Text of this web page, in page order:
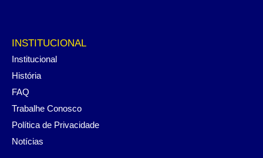
INSTITUCIONAL
Institucional
História
FAQ
Trabalhe Conosco
Política de Privacidade
Notícias